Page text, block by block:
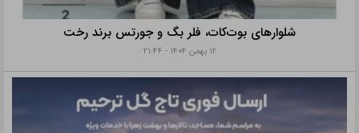
شلوارهای بوت‌کات، فلر بگ و جورتس برند رخت
۱۲ بهمن ۱۴۰۴ - ۲۱:۴۴